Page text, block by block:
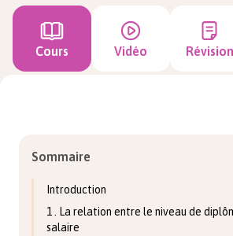
Cours Vidéo Révision
Sommaire
Introduction
1 . La relation entre le niveau de
salaire